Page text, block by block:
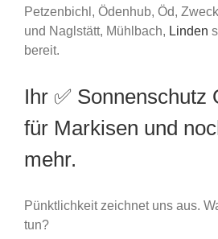
Petzenbichl, Ödenhub, Öd,
und Naglstätt, Mühlbach, Linden
bereit.
Ihr ✅ Sonnenschutz
für Markisen und
mehr.
Pünktlichkeit zeichnet uns aus.
tun?